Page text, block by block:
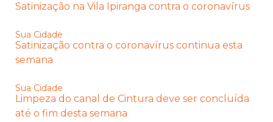
Satinização na Vila Ipiranga contra o coronavírus
Sua Cidade
Satinização contra o coronavírus continua esta
semana
Sua Cidade
Limpeza do canal de Cintura deve ser concluída
até o fim desta semana